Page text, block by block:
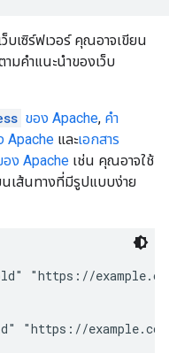
บเซิร์ฟเวอร์ คุณอาจเขียน
มคำแนะนำของเว็บ
ของ Apache, คำ
Apache และเอกสาร
อง Apache เช่น คุณอาจใช้
นเส้นทางที่มีรูปแบบง่าย
"https://
"https://